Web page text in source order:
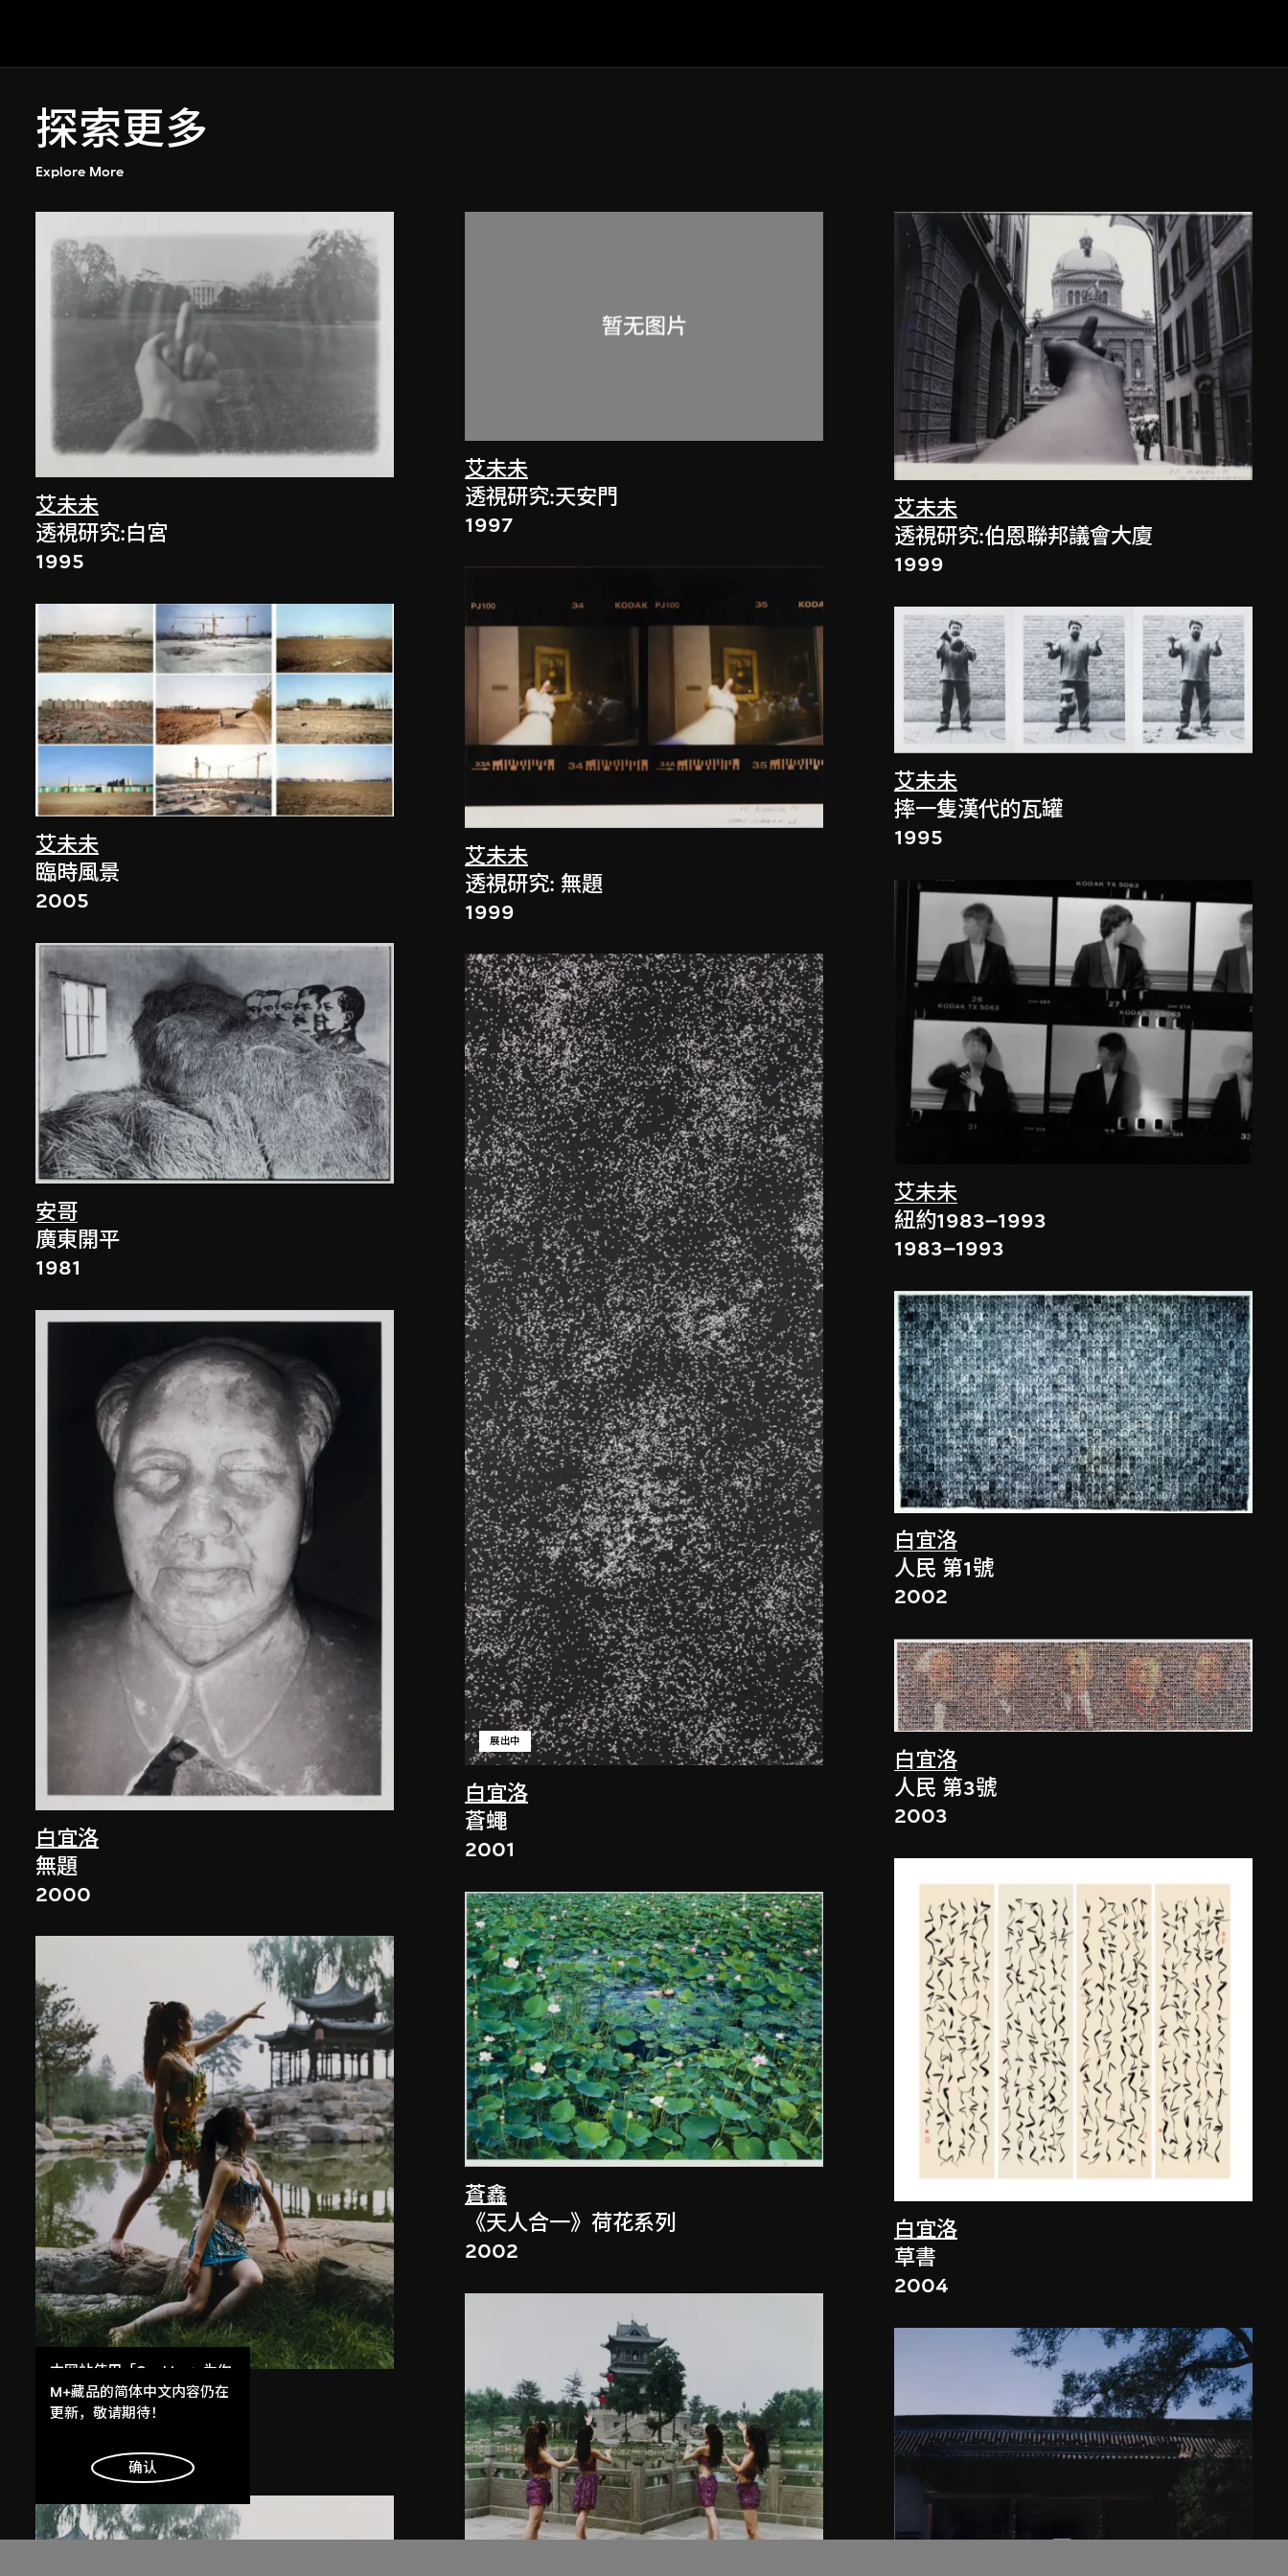
探索更多
Explore More
艾未未
透視研究:白宮
1995
艾未未
臨時風景
2005
安哥
廣東開平
1981
白宜洛
無題
2000
常青
無題
艾未未
透視研究:天安門
1997
艾未未
透視研究: 無題
1999
白宜洛
展出中
蒼蠅
2001
蒼鑫
《天人合一》荷花系列
2002
艾未未
透視研究:伯恩聯邦議會大廈
1999
艾未未
摔一隻漢代的瓦罐
1995
艾未未
紐約1983–1993
1983–1993
白宜洛
人民 第1號
2002
白宜洛
人民 第3號
2003
白宜洛
草書
2004
本网站使用「Cookies」为你
提供最好的网站体验。
了解更多
明白
M+藏品的简体中文内容仍在
更新，敬请期待！
确认